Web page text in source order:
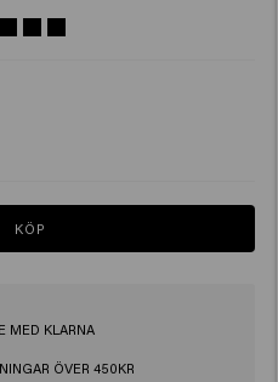
KÖP
MED KLARNA
ÖVER 450KR